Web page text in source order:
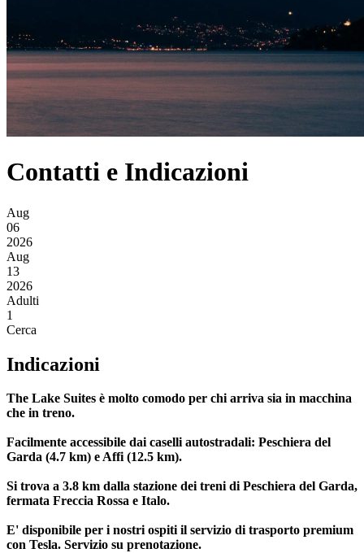
Contatti e Indicazioni
Aug
06
2026
Aug
13
2026
Adulti
1
Cerca
Indicazioni
The Lake Suites è molto comodo per chi arriva sia in macchina
che in treno.
Facilmente accessibile dai caselli autostradali: Peschiera del
Garda (4.7 km) e Affi (12.5 km).
Si trova a 3.8 km dalla stazione dei treni di Peschiera del Garda,
fermata Freccia Rossa e Italo.
E' disponibile per i nostri ospiti il servizio di trasporto premium
con Tesla. Servizio su prenotazione.